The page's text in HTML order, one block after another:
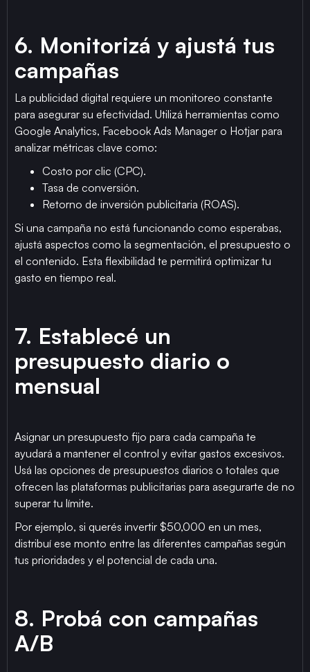
6. Monitorizá y ajustá tus
campañas
La publicidad digital requiere un monitoreo constante
para asegurar su efectividad. Utilizá herramientas como
Google Analytics, Facebook Ads Manager o Hotjar para
analizar métricas clave como:
Costo por clic (CPC).
Tasa de conversión.
Retorno de inversión publicitaria (ROAS).
Si una campaña no está funcionando como esperabas,
ajustá aspectos como la segmentación, el presupuesto o
el contenido. Esta flexibilidad te permitirá optimizar tu
gasto en tiempo real.
7. Establecé un
presupuesto diario o
mensual
Asignar un presupuesto fijo para cada campaña te
ayudará a mantener el control y evitar gastos excesivos.
Usá las opciones de presupuestos diarios o totales que
ofrecen las plataformas publicitarias para asegurarte de no
superar tu límite.
Por ejemplo, si querés invertir $50,000 en un mes,
distribuí ese monto entre las diferentes campañas según
tus prioridades y el potencial de cada una.
8. Probá con campañas
A/B